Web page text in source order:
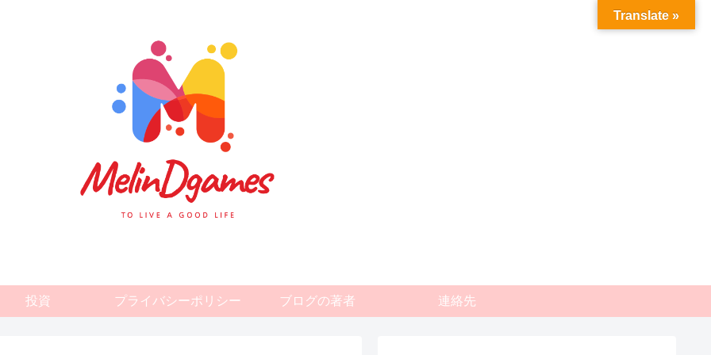
投資 プライバシーポリシー ブログの著者 連絡先
Translate »